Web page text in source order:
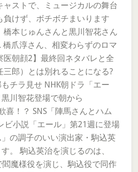
ストで、ミュージカルの舞台
負けず、ボチボチまいります
橋本じゅんさんと黒川智花さん
爪淳さん、相変わらずのロマ
医朝顔2】最終回ネタバレと全
郎）とは別れることになる?
チラ見せ NHK朝ドラ「エー
川智花登場で朝から
喜！？ SNS「陣馬さんとハム
ビ小説「エール」第21週に登場
の調子のいい演出家・駒込英
。 駒込英治を演じるのは、
閻魔様役を演じ、駒込役で同作